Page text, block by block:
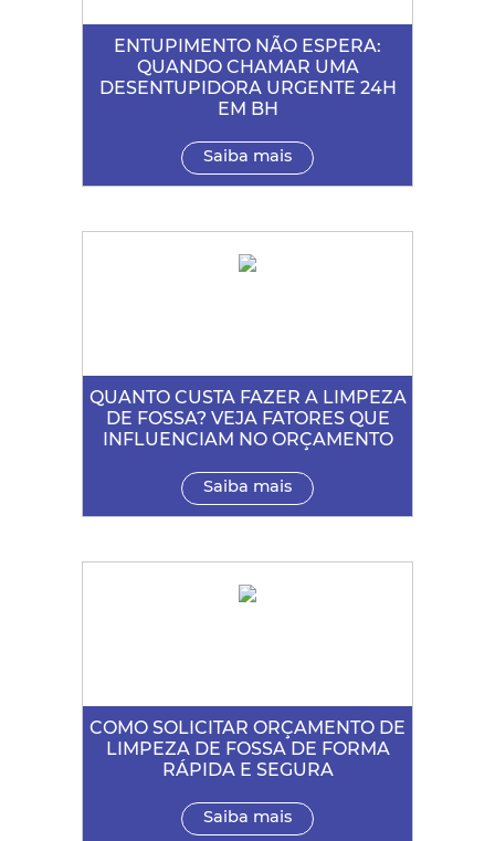
ENTUPIMENTO NÃO ESPERA:
QUANDO CHAMAR UMA
DESENTUPIDORA URGENTE 24H
EM BH
Saiba mais
QUANTO CUSTA FAZER A LIMPEZA
DE FOSSA? VEJA FATORES QUE
INFLUENCIAM NO ORÇAMENTO
Saiba mais
COMO SOLICITAR ORÇAMENTO DE
LIMPEZA DE FOSSA DE FORMA
RÁPIDA E SEGURA
Saiba mais